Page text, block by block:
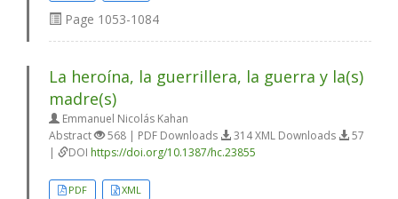
Page 1053-1084
La heroína, la guerrillera, la guerra y la(s)
madre(s)
Emmanuel Nicolás Kahan
Abstract
568 | PDF Downloads 314 XML Downloads
57
|
DOI https://doi.org/10.1387/hc.23855
PDF XML